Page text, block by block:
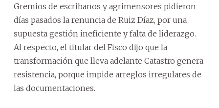
Gremios de escribanos y agrimensores pidieron
días pasados la renuncia de Ruiz Díaz, por una
supuesta gestión ineficiente y falta de liderazgo.
Al respecto, el titular del Fisco dijo que la
transformación que lleva adelante Catastro genera
resistencia, porque impide arreglos irregulares de
las documentaciones.